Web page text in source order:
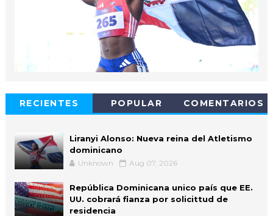
RECIENTES POPULAR COMENTARIOS
Liranyi Alonso: Nueva reina del Atletismo
dominicano
Unknown Aug 07, 2026
República Dominicana unico país que EE.
UU. cobrará fianza por solicittud de
residencia